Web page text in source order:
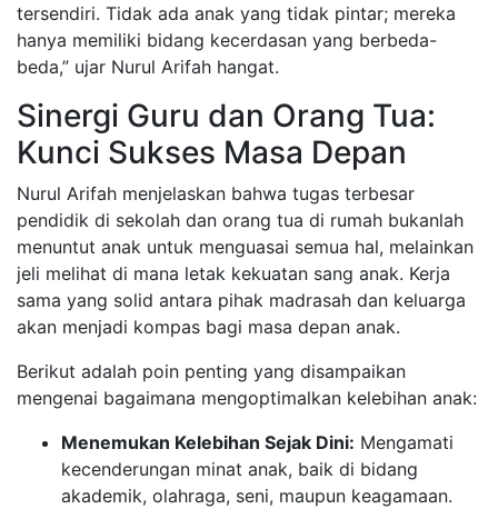
tersendiri. Tidak ada anak yang tidak pintar; mereka
hanya memiliki bidang kecerdasan yang berbeda-
beda,” ujar Nurul Arifah hangat.
​Sinergi Guru dan Orang Tua:
Kunci Sukses Masa Depan
​Nurul Arifah menjelaskan bahwa tugas terbesar
pendidik di sekolah dan orang tua di rumah bukanlah
menuntut anak untuk menguasai semua hal, melainkan
jeli melihat di mana letak kekuatan sang anak. Kerja
sama yang solid antara pihak madrasah dan keluarga
akan menjadi kompas bagi masa depan anak.
​Berikut adalah poin penting yang disampaikan
mengenai bagaimana mengoptimalkan kelebihan anak:
Menemukan Kelebihan Sejak Dini: Mengamati
kecenderungan minat anak, baik di bidang
akademik, olahraga, seni, maupun keagamaan.